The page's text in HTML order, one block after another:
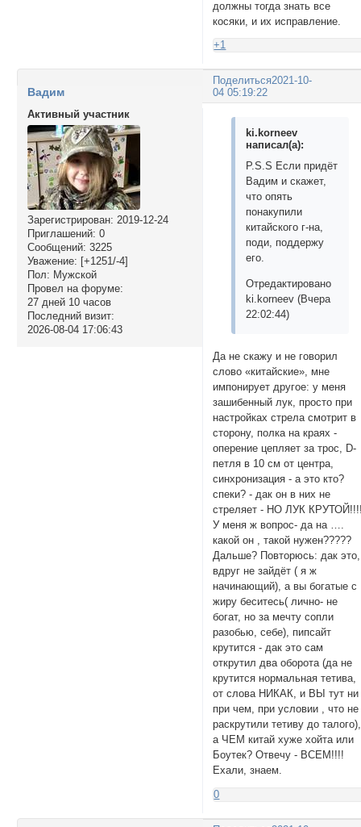
должны тогда знать все
косяки, и их исправление.
+1
Поделиться2021-10-
04 05:19:22
Вадим
Активный участник
Зарегистрирован: 2019-12-24
Приглашений: 0
Сообщений: 3225
Уважение: [+1251/-4]
Пол: Мужской
Провел на форуме:
27 дней 10 часов
Последний визит:
2026-08-04 17:06:43
ki.korneev
написал(а):
P.S.S Если придёт
Вадим и скажет,
что опять
понакупили
китайского г-на,
поди, поддержу
его.
Отредактировано
ki.korneev (Вчера
22:02:44)
Да не скажу и не говорил
слово «китайские», мне
импонирует другое: у меня
зашибенный лук, просто при
настройках стрела смотрит в
сторону, полка на краях -
оперение цепляет за трос, D-
петля в 10 см от центра,
синхронизация - а это кто?
спеки? - дак он в них не
стреляет - НО ЛУК
У меня ж вопрос- да на ….
какой он , такой нужен?????
Дальше? Повторюсь: дак это,
вдруг не зайдёт ( я ж
начинающий), а вы богатые с
жиру беситесь( лично- не
богат, но за мечту сопли
разобью, себе), пипсайт
крутится - дак это сам
открутил два оборота (да не
крутится нормальная тетива,
от слова НИКАК, и ВЫ тут ни
при чем, при условии , что не
раскрутили тетиву до талого),
а ЧЕМ китай хуже хойта или
Боутек? Отвечу - ВСЕМ!!!!
Ехали, знаем.
0